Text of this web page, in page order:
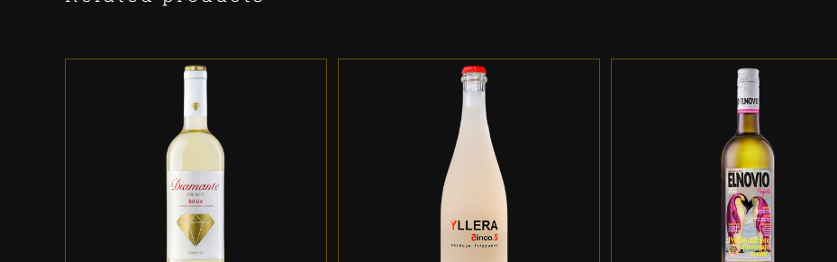
ADD TO CART / ADD TO CART DETALLES ADD TO CART / DETALLES